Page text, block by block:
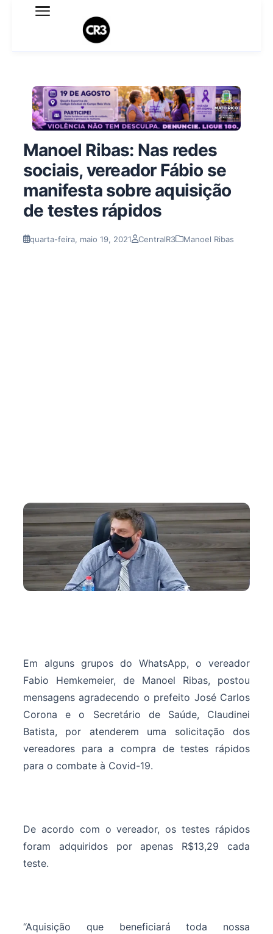
Expediente
Termo de Uso
Sobre o blog
Manoel Ribas: Nas redes
sociais, vereador Fábio se
manifesta sobre aquisição
de testes rápidos
quarta-feira, maio 19, 2021 CentralR3 Manoel Ribas
Em alguns grupos do WhatsApp, o vereador
Fabio Hemkemeier, de Manoel Ribas, postou
mensagens agradecendo o prefeito José Carlos
Corona e o Secretário de Saúde, Claudinei
Batista, por atenderem uma solicitação dos
vereadores para a compra de testes rápidos
para o combate à Covid-19.
De acordo com o vereador, os testes rápidos
foram adquiridos por apenas R$13,29 cada
teste.
“Aquisição que beneficiará toda nossa